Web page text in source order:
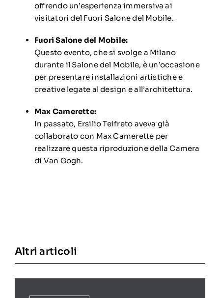
offrendo un’esperienza immersiva ai
visitatori del Fuori Salone del Mobile.
Fuori Salone del Mobile:
Questo evento, che si svolge a Milano
durante il Salone del Mobile, è un’occasione
per presentare installazioni artistiche e
creative legate al design e all’architettura.
Max Camerette:
In passato, Ersilio Teifreto aveva già
collaborato con Max Camerette per
realizzare questa riproduzione della Camera
di Van Gogh.
Altri articoli